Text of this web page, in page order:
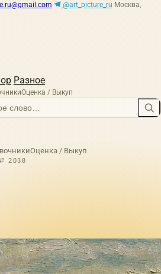
@art_picture_ru Москва,
Разное
Оценка / Выкуп
Оценка / Выкуп
2038